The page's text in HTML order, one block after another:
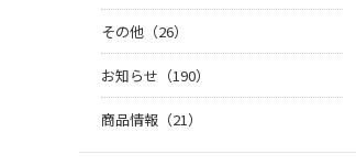
その他（26）
お知らせ（190）
商品情報（21）